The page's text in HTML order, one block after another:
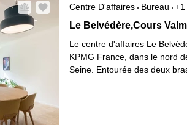
Centre D'affaires Bureau
+1
Le Belvédère,Cours Valmy
Le Belvédère,Cours
Le centre d'affaires Le
KPMG France, dans le nord
Seine. Entourée des deux